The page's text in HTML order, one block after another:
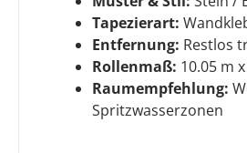
Tapezierart:
Entfernung: Restlos
Rollenmaß: 10.05 m
Raumempfehlung:
Spritzwasserzonen